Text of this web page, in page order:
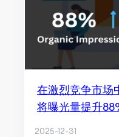
在激烈竞争市场
将曝光量提升
2025-12-31